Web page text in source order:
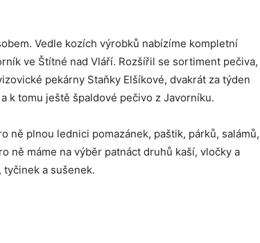
Vedle kozích výrobků nabízíme kompletní
ve Štítné nad Vláří. Rozšířil se sortiment pečiva,
pekárny Staňky Elšíkové, dvakrát za týden
k tomu ještě špaldové pečivo z Javorníku.
ně plnou lednici pomazánek, paštik, párků, salámů,
ně máme na výběr patnáct druhů kaší, vločky a
a sušenek.